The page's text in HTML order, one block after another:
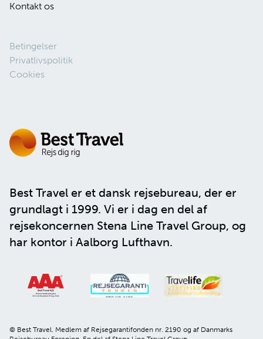
Best Travel er et dansk rejsebureau, der er
grundlagt i 1999. Vi er i dag en del af
rejsekoncernen Stena Line Travel Group, og
har kontor i Aalborg Lufthavn.
© Best Travel. Medlem af Rejsegarantifonden nr. 2190 og af Danmarks
Kontakt os
Betingelser
Privatlivspolitik
Cookies